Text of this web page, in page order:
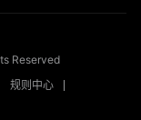
Reserved
规则中心